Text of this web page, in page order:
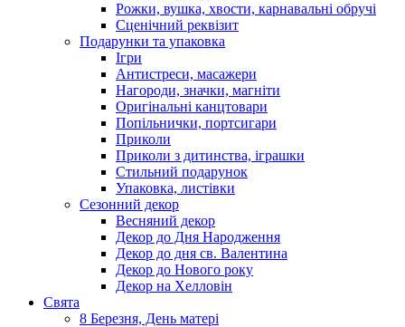
Рожки, вушка, хвости, карнавальні обручі
Сценічний реквізит
Подарунки та упаковка
Ігри
Антистреси, масажери
Нагороди, значки, магніти
Оригінальні канцтовари
Попільнички, портсигари
Приколи
Приколи з дитинства, іграшки
Стильний подарунок
Упаковка, листівки
Сезонний декор
Весняний декор
Декор до Дня Народження
Декор до дня св. Валентина
Декор до Нового року
Декор на Хелловін
Свята
8 Березня, День матері